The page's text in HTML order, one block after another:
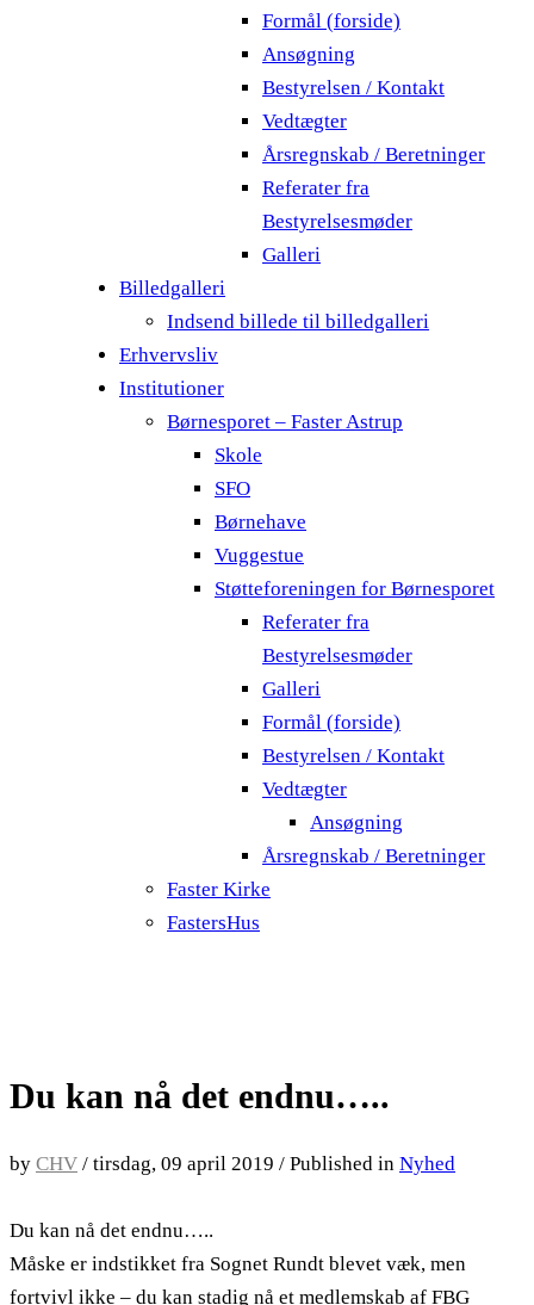
Formål (forside)
Ansøgning
Bestyrelsen / Kontakt
Vedtægter
Årsregnskab / Beretninger
Referater fra
Bestyrelsesmøder
Galleri
Billedgalleri
Indsend billede til billedgalleri
Erhvervsliv
Institutioner
Børnesporet – Faster Astrup
Skole
SFO
Børnehave
Vuggestue
Støtteforeningen for Børnesporet
Referater fra
Bestyrelsesmøder
Galleri
Formål (forside)
Bestyrelsen / Kontakt
Vedtægter
Ansøgning
Årsregnskab / Beretninger
Faster Kirke
FastersHus
Du kan nå det endnu…..
by CHV / tirsdag, 09 april 2019 / Published in Nyhed
Du kan nå det endnu…..
Måske er indstikket fra Sognet Rundt blevet væk, men
fortvivl ikke – du kan stadig nå et medlemskab af FBG